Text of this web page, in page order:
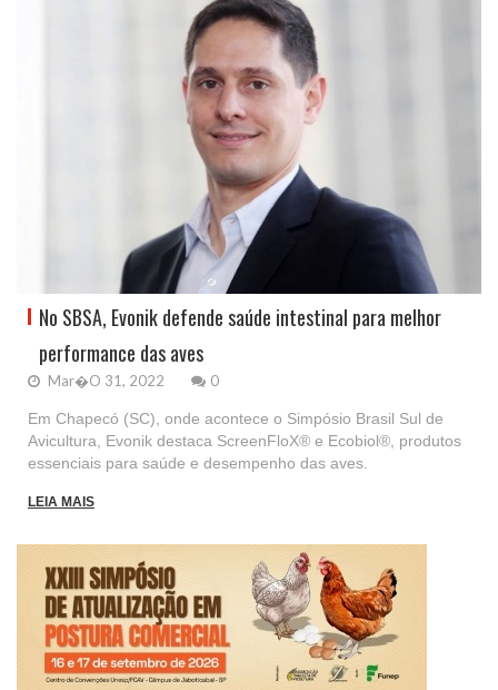
No SBSA, Evonik defende saúde intestinal para melhor
performance das aves
Mar�o 31, 2022 0
Em Chapecó (SC), onde acontece o Simpósio Brasil Sul de
Avicultura, Evonik destaca ScreenFloX® e Ecobiol®, produtos
essenciais para saúde e desempenho das aves.
LEIA MAIS